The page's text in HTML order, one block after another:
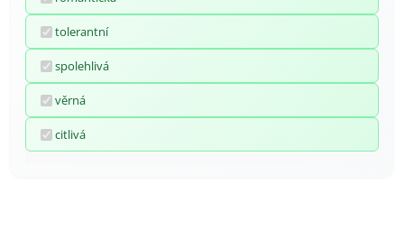
tolerantní
spolehlivá
věrná
citlivá